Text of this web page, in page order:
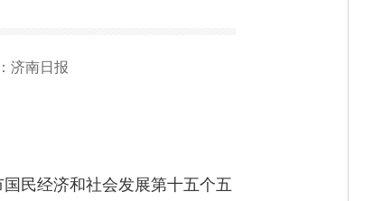
济南日报
民经济和社会发展第十五个五